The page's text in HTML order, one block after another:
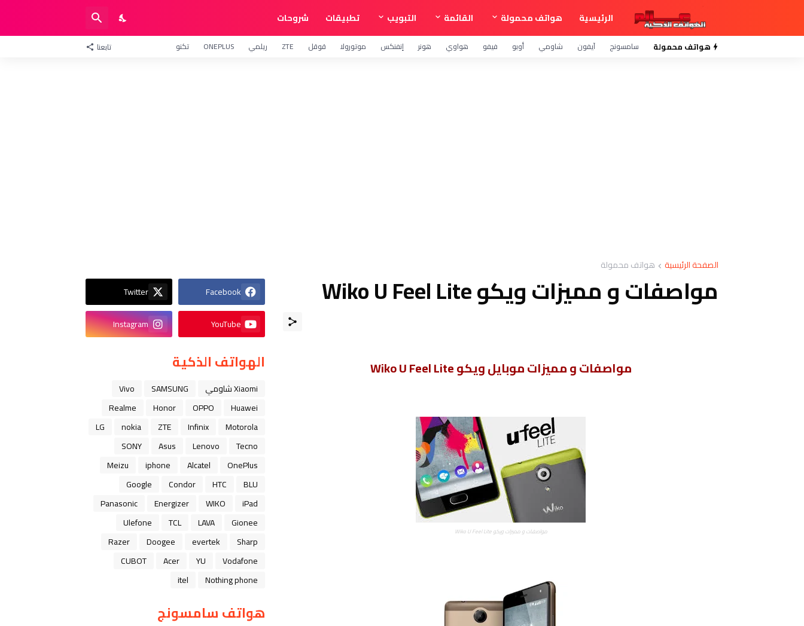
الرئيسية هواتف محمولة القائمة التبويب تطبيقات شروحات
هواتف محمولة سامسونج آيفون شاومي أوبو فيفو هواوي هونر إنفنكس موتورولا قوقل ZTE ريلمي ONEPLUS تكنو تابعنا
الصفحة الرئيسية هواتف محمولة
مواصفات و مميزات ويكو Wiko U Feel Lite
مواصفاتو مميزات موبايل ويكوWiko U Feel Lite
مواصفات و مميزات ويكو Wiko U Feel Lite
Facebook
Twitter
YouTube
Instagram
الهواتف الذكية
Xiaomi شاومي SAMSUNG
Vivo
Huawei
OPPO
Honor
Realme
Motorola
Infinix
ZTE
nokia
LG
Tecno
Lenovo
Asus
SONY
OnePlus
Alcatel
iphone
Meizu
BLU
HTC
Condor
Google
iPad
WIKO
Energizer
Panasonic
Gionee
LAVA
TCL
Ulefone
Sharp
evertek
Doogee
Razer
Vodafone
YU
Acer
CUBOT
Nothing phone
itel
هواتف سامسونج